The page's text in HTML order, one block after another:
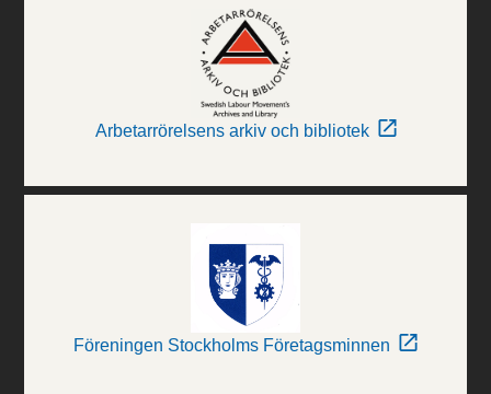
Arbetarrörelsens arkiv och bibliotek
Föreningen Stockholms Företagsminnen